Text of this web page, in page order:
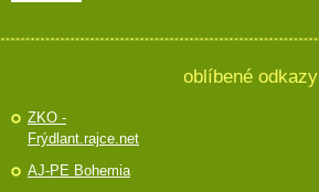
oblíbené odkazy
ZKO -
Frýdlant.rajce.net
AJ-PE Bohemia